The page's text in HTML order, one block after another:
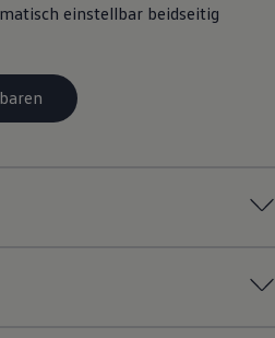
einstellbar beidseitig